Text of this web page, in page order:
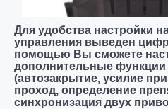
Для удобства настройки
управления выведен
помощью Вы сможете
дополнительные
(автозакрытие, усилие
проход, определение
синхронизация двух